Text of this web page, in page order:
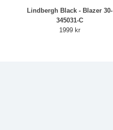
Lindbergh Black - Blazer 30-
345031-C
1999 kr